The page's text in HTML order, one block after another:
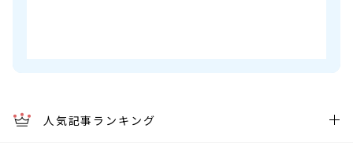
人気記事ランキング